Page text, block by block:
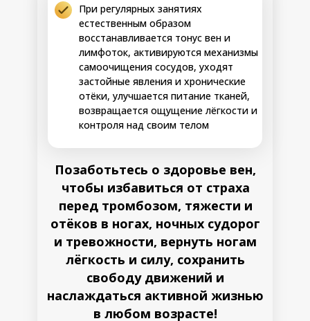
Позаботьтесь о здоровье вен,
чтобы избавиться от страха
перед тромбозом, тяжести и
отёков в ногах, ночных судорог
и тревожности, вернуть ногам
лёгкость и силу, сохранить
свободу движений и
наслаждаться активной жизнью
в любом возрасте!
При регулярных занятиях
естественным образом
восстанавливается тонус вен и
лимфоток, активируются механизмы
самоочищения сосудов, уходят
застойные явления и хронические
отёки, улучшается питание тканей,
возвращается ощущение лёгкости и
контроля над своим телом
Реновация тонуса
Возвращаем
внутренние органы
обновляем
качество обмена,
метеозависимости,
обновляем стенки
Возможные
• Купирование
метеозависимости,
улучшение
самочувствия.
• Значительное
уменьшение
варикозных узлов и
сосудистых звёздочек
• Возвращение
внутренних органов в
правильное положение
• Стабилизация
детоксикацию
организма и
стабилизировать
качества кожи
• Профилактика
дивертикулёза,
налаживание работы
тонкого кишечника и
детоксикация
Шаг 3
22-28 день